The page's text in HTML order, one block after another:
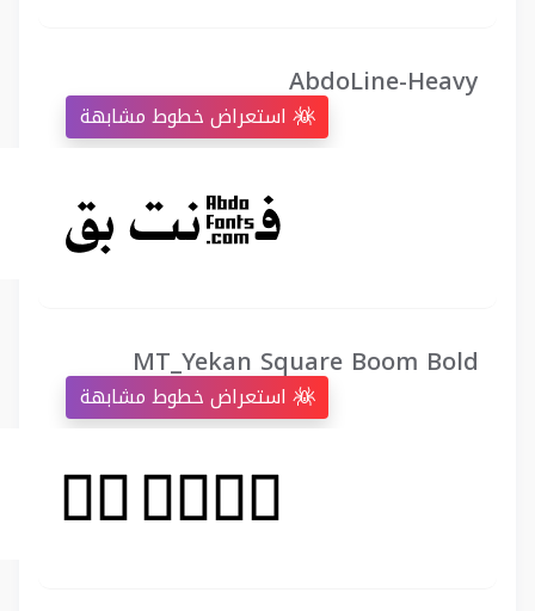
AbdoLine-Heavy
MT_Yekan Square Boom Bold